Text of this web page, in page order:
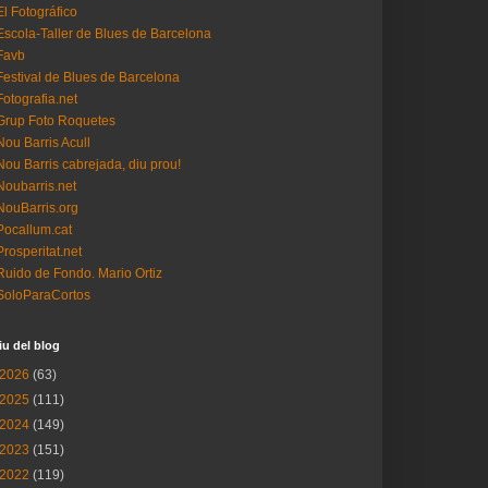
Fotográfico
Taller de Blues de Barcelona
de Blues de Barcelona
Foto Roquetes
Barris Acull
Barris cabrejada, diu prou!
de Fondo. Mario Ortiz
del blog
2026 (63)
2025 (111)
2024 (149)
2023 (151)
2022 (119)